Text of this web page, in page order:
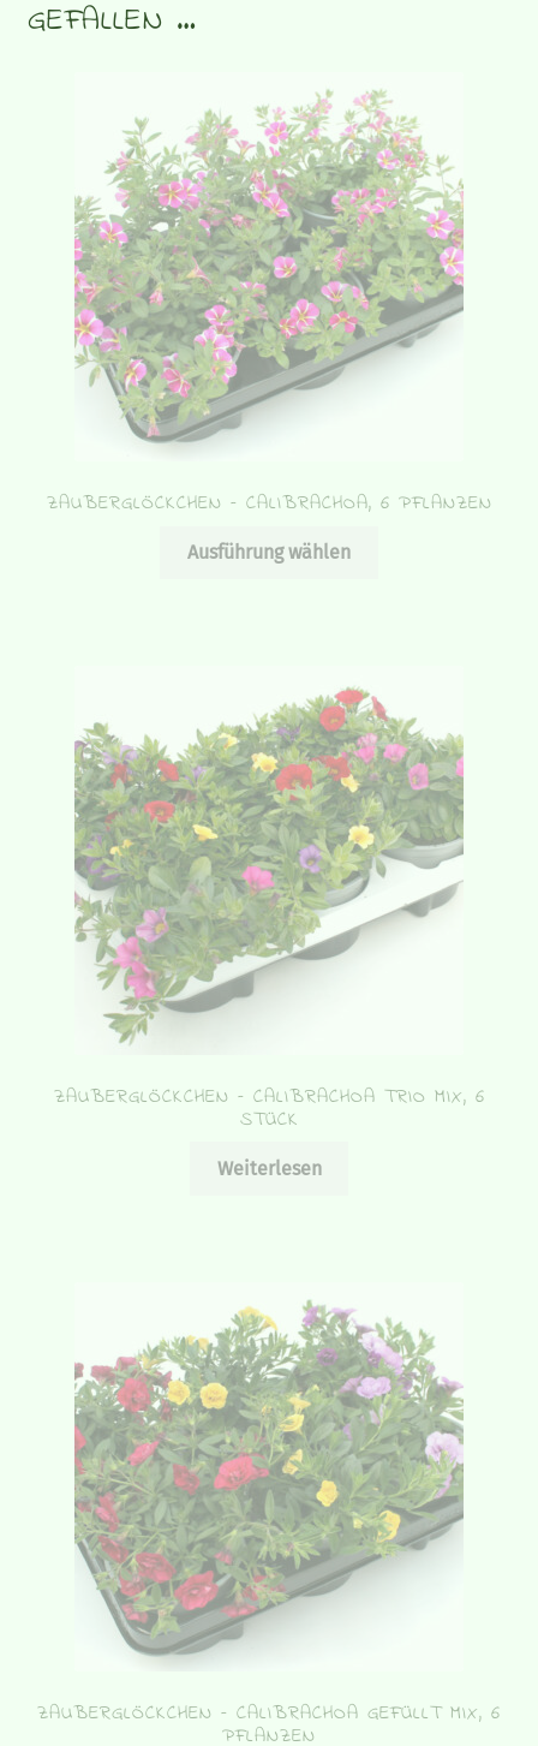
GEFALLEN …
ZAUBERGLÖCKCHEN – CALIBRACHOA, 6 PFLANZEN
Ausführung wählen
Die
Optionen
können
auf
der
Produktseite
gewählt
werden
ZAUBERGLÖCKCHEN – CALIBRACHOA TRIO MIX, 6
STÜCK
Weiterlesen
ZAUBERGLÖCKCHEN – CALIBRACHOA GEFÜLLT MIX, 6
PFLANZEN